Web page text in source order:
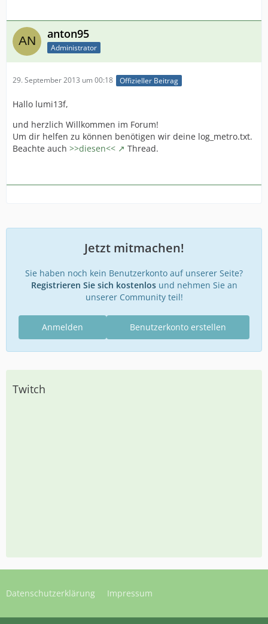
anton95
Administrator
29. September 2013 um 00:18 Offizieller Beitrag
Hallo lumi13f,
und herzlich Willkommen im Forum!
Um dir helfen zu können benötigen wir deine log_metro.txt.
Beachte auch >>diesen<< Thread.
Jetzt mitmachen!
Sie haben noch kein Benutzerkonto auf unserer Seite?
Registrieren Sie sich kostenlosund nehmen Sie an
unserer Community teil!
Benutzerkonto erstellen
Anmelden
Twitch
Datenschutzerklärung Impressum